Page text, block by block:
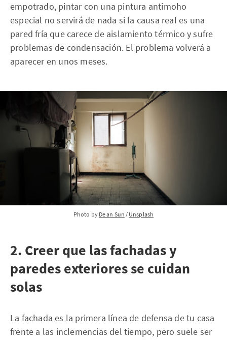
empotrado, pintar con una pintura antimoho
especial no servirá de nada si la causa real es una
pared fría que carece de aislamiento térmico y sufre
problemas de condensación. El problema volverá a
aparecer en unos meses.
Photo by De an Sun / Unsplash
2. Creer que las fachadas y
paredes exteriores se cuidan
solas
La fachada es la primera línea de defensa de tu casa
frente a las inclemencias del tiempo, pero suele ser